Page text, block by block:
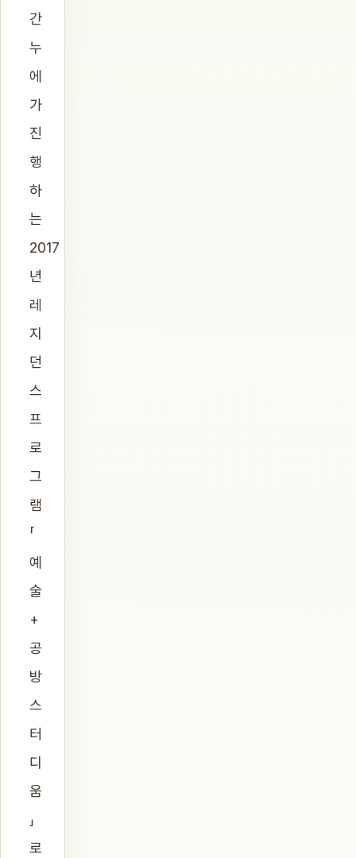
간
누
에
가
진
행
하
는
2017
년
레
지
던
스
프
로
그
램
「
예
술
+
공
방
스
터
디
움
」
로